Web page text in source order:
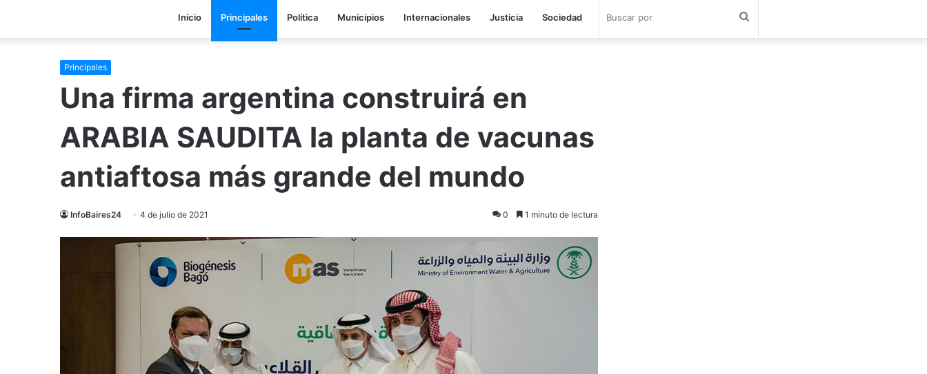
Inicio Principales Política Municipios Internacionales Justicia Sociedad
Principales
Una firma argentina construirá en
ARABIA SAUDITA la planta de vacunas
antiaftosa más grande del mundo
InfoBaires24 4 de julio de 2021 0 1 minuto de lectura